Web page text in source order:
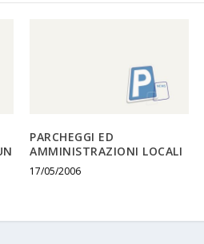
PARCHEGGI ED
AMMINISTRAZIONI LOCALI
17/05/2006